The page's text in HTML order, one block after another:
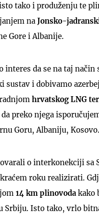
tako i produženju te
na Jonsko-
Gore i Albanije.
interes da se na taj način
sustav i dobivamo
hrvatskog LNG
preko njega
Goru, Albaniju, Kosovo.
o interkonekciji sa
roku realizirati.
14 km plinovoda kako
Srbiju. Isto tako, vrlo